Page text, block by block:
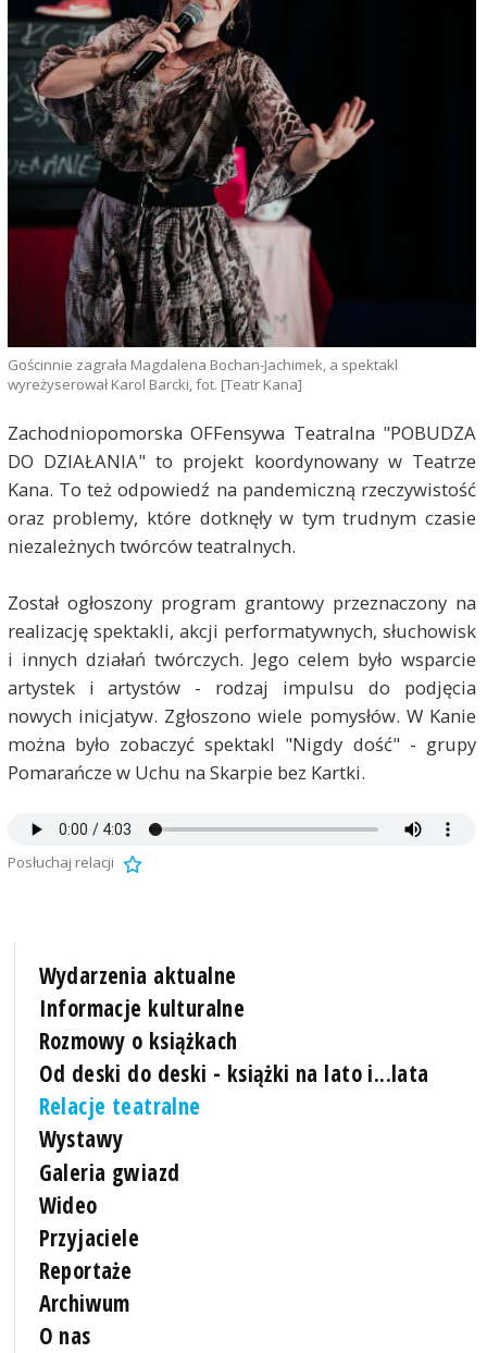
Gościnnie zagrała Magdalena Bochan-Jachimek, a spektakl
wyreżyserował Karol Barcki, fot. [Teatr Kana]
Zachodniopomorska OFFensywa Teatralna "POBUDZA
DO DZIAŁANIA" to projekt koordynowany w Teatrze
Kana. To też odpowiedź na pandemiczną rzeczywistość
oraz problemy, które dotknęły w tym trudnym czasie
niezależnych twórców teatralnych.
Został ogłoszony program grantowy przeznaczony na
realizację spektakli, akcji performatywnych, słuchowisk
i innych działań twórczych. Jego celem było wsparcie
artystek i artystów - rodzaj impulsu do podjęcia
nowych inicjatyw. Zgłoszono wiele pomysłów. W Kanie
można było zobaczyć spektakl "Nigdy dość" - grupy
Pomarańcze w Uchu na Skarpie bez Kartki.
Posłuchaj relacji
Wydarzenia aktualne
Informacje kulturalne
Rozmowy o książkach
Od deski do deski - książki na lato i...lata
Relacje teatralne
Wystawy
Galeria gwiazd
Wideo
Przyjaciele
Reportaże
Archiwum
O nas